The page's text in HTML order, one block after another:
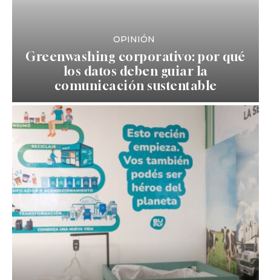
OPINIÓN
Greenwashing corporativo: por qué
los datos deben guiar la
comunicación sustentable